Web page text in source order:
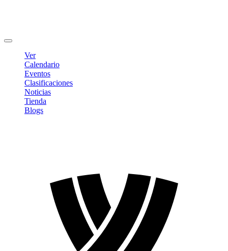
Ver
Calendario
Eventos
Clasificaciones
Noticias
Tienda
Blogs